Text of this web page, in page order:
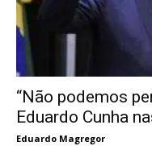
“Não podemos
Eduardo Cunha
Eduardo Magregor